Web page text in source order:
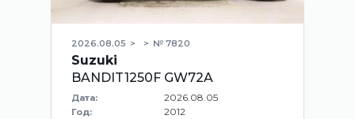
2026.08.05 № 7820
Suzuki
BANDIT1250F GW72A
Дата: 2026.08.05
Год: 2012